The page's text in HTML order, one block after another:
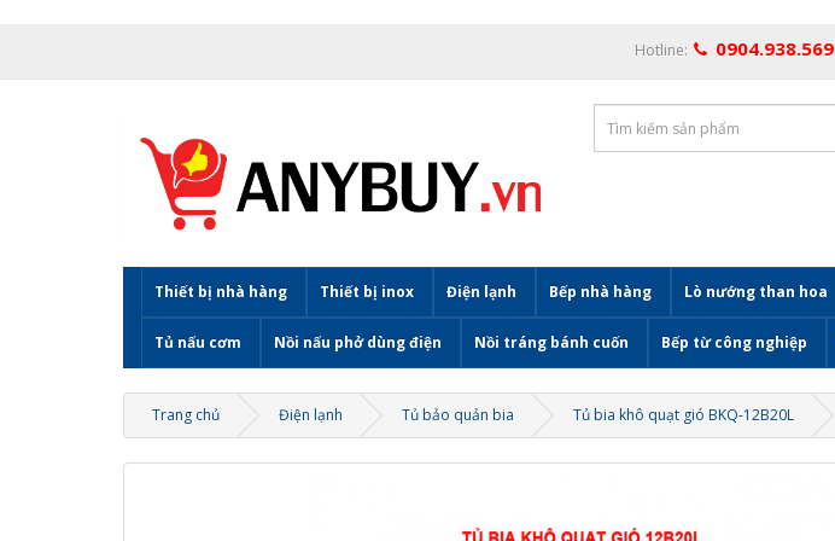
Hotline: 0904.938.569
Thiết bị nhà hàng Thiết bị inox Điện lạnh Bếp nhà hàng Lò nướng than hoa
Tủ nấu cơm Nồi nấu phở dùng điện Nồi tráng bánh cuốn Bếp từ công nghiệp
Trang chủ Điện lạnh Tủ bảo quản bia Tủ bia khô quạt gió BKQ-12B20L